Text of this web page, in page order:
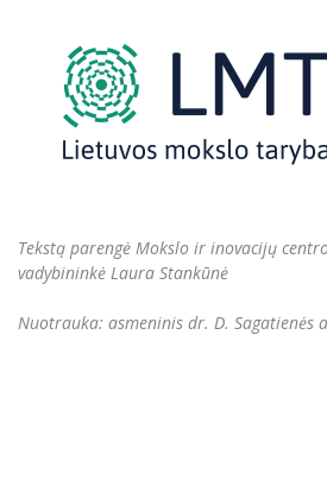
Tekstą parengė Mokslo ir inovacijų
vadybininkė Laura Stankūnė
Nuotrauka: asmeninis dr. D. Sagatienės